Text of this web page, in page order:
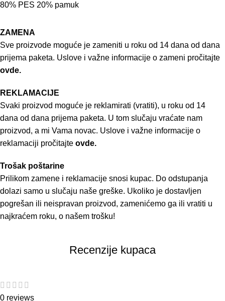
80% PES 20% pamuk
ZAMENA
Sve proizvode moguće je zameniti u roku od 14 dana od dana
prijema paketa. Uslove i važne informacije o zameni pročitajte
ovde.
REKLAMACIJE
Svaki proizvod moguće je reklamirati (vratiti), u roku od 14
dana od dana prijema paketa. U tom slučaju vraćate nam
proizvod, a mi Vama novac. Uslove i važne informacije o
reklamaciji pročitajte ovde.
Trošak poštarine
Prilikom zamene i reklamacije snosi kupac. Do odstupanja
dolazi samo u slučaju naše greške. Ukoliko je dostavljen
pogrešan ili neispravan proizvod, zamenićemo ga ili vratiti u
najkraćem roku, o našem trošku!
Recenzije kupaca
0 reviews